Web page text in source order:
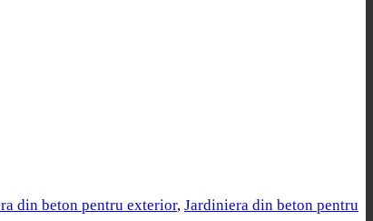
din beton pentru exterior, Jardiniera din beton pentru